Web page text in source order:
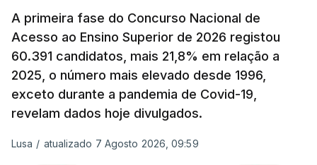
O Governo comprometeu-se a aplicar uma redução
extraordinária e temporária no ISP, sempre que se
verifique um aumento do preço dos combustíveis
superior a 10 cêntimos, para mitigar a escalada de
preços.
Depois de uma subida inicial devido à guerra no
A primeira fase do Concurso Nacional de
Acesso ao Ensino Superior de 2026 registou
60.391 candidatos, mais 21,8% em relação a
2025, o número mais elevado desde 1996,
exceto durante a pandemia de Covid-19,
revelam dados hoje divulgados.
Lusa / atualizado 7 Agosto 2026, 09:59